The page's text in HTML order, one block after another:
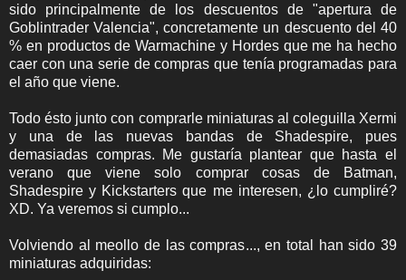
sido principalmente de los descuentos de "apertura de
Goblintrader Valencia", concretamente un descuento del 40
% en productos de Warmachine y Hordes que me ha hecho
caer con una serie de compras que tenía programadas para
el año que viene.
Todo ésto junto con comprarle miniaturas al coleguilla Xermi
y una de las nuevas bandas de Shadespire, pues
demasiadas compras. Me gustaría plantear que hasta el
verano que viene solo comprar cosas de Batman,
Shadespire y Kickstarters que me interesen, ¿lo cumpliré?
XD. Ya veremos si cumplo...
Volviendo al meollo de las compras..., en total han sido 39
miniaturas adquiridas: